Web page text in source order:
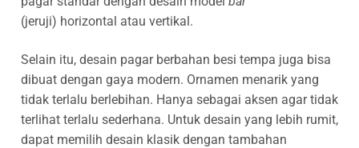
(jeruji) horizontal atau vertikal.
Selain itu, desain pagar berbahan besi tempa juga bisa
dibuat dengan gaya modern. Ornamen menarik yang
tidak terlalu berlebihan. Hanya sebagai aksen agar tidak
terlihat terlalu sederhana. Untuk desain yang lebih rumit,
dapat memilih desain klasik dengan tambahan